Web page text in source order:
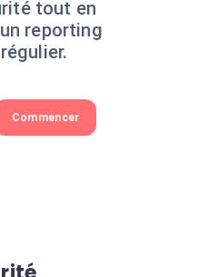
tout en
reporting
Commencer